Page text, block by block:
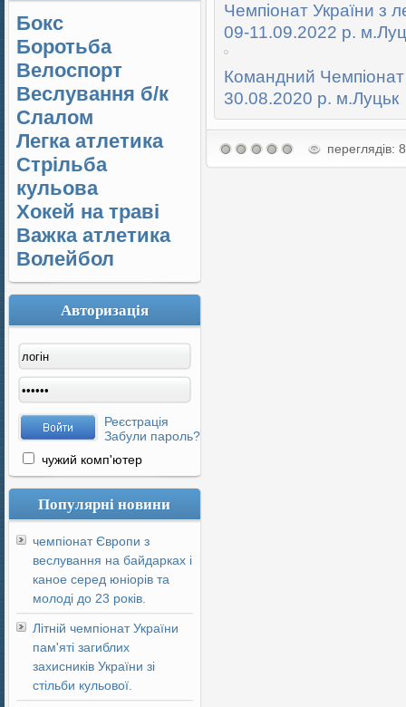
Бокс
Боротьба
Велоспорт
Веслування б/к
Cлалом
Легка атлетика
Стрільба
кульова
Хокей на траві
Важка атлетика
Волейбол
Авторизація
Реєстрація
Забули пароль?
чужий комп'ютер
Популярні новини
чемпіонат Європи з
веслування на байдарках і
каное серед юніорів та
молоді до 23 років.
Літній чемпіонат України
пам'яті загиблих
захисників України зі
стільби кульової.
Чемпіонат України з
09-11.09.2022 р.
Командний Чемпіонат
30.08.2020 р. м.Луцьк
переглядів: